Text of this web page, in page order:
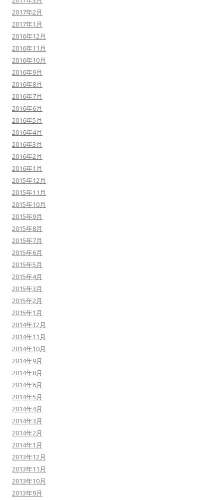
2017年2月
2017年1月
2016年12月
2016年11月
2016年10月
2016年9月
2016年8月
2016年7月
2016年6月
2016年5月
2016年4月
2016年3月
2016年2月
2016年1月
2015年12月
2015年11月
2015年10月
2015年9月
2015年8月
2015年7月
2015年6月
2015年5月
2015年4月
2015年3月
2015年2月
2015年1月
2014年12月
2014年11月
2014年10月
2014年9月
2014年8月
2014年6月
2014年5月
2014年4月
2014年3月
2014年2月
2014年1月
2013年12月
2013年11月
2013年10月
2013年9月